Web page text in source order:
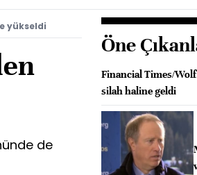
yükseldi
de
Öne
Financial Times/
silah haline geldi